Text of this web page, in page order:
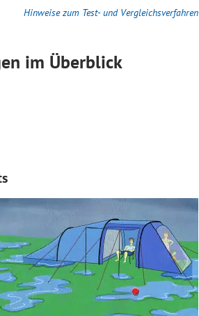
Hinweise zum Test- und Vergleichsverfahren
im Überblick